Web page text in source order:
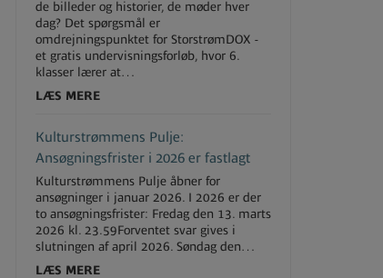
de billeder og historier, de møder hver
dag? Det spørgsmål er
omdrejningspunktet for StorstrømDOX -
et gratis undervisningsforløb, hvor 6.
klasser lærer at…
LÆS MERE
Kulturstrømmens Pulje:
Ansøgningsfrister i 2026 er fastlagt
Kulturstrømmens Pulje åbner for
ansøgninger i januar 2026. I 2026 er der
to ansøgningsfrister: Fredag den 13. marts
2026 kl. 23.59Forventet svar gives i
slutningen af april 2026. Søndag den…
LÆS MERE